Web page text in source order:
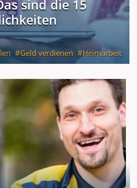
sind die 15
Geld verdienen Heimarbeit